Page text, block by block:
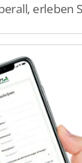
erleben
eine Welt